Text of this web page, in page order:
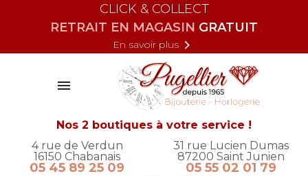
CLICK & COLLECT
RETRAIT EN MAGASIN GRATUIT
En savoir plus 

Nos 2 boutiques à votre service !
4 rue de Verdun
16150 Chabanais
05 45 89 25 09
31 rue Lucien Dumas
87200 Saint Junien
05 55 02 01 79